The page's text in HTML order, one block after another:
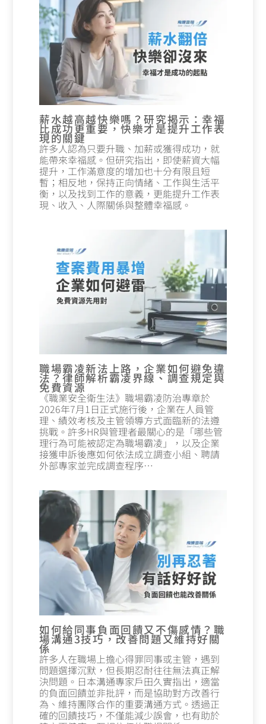
薪水越高越快樂嗎？研究揭示：幸福
比成功更重要，快樂才是提升工作表
現的關鍵
許多人認為只要升職、加薪或獲得成功，就
能帶來幸福感。但研究指出，即使薪資大幅
提升，工作滿意度的增加也十分有限且短
暫；相反地，保持正向情緒、工作與生活平
衡，以及找到工作的意義，更能提升工作表
現、收入、人際關係與整體幸福感。
職場霸凌新法上路，企業如何避免違
法？律師解析霸凌界線、調查規定與
免費資源
《職業安全衛生法》職場霸凌防治專章於
2026年7月1日正式施行後，企業在人員管
理、績效考核及主管領導方式面臨新的法遵
挑戰。許多HR與管理者最關心的是「哪些管
理行為可能被認定為職場霸凌」，以及企業
接獲申訴後應如何依法成立調查小組、聘請
外部專家並完成調查程序…
如何給同事負面回饋又不傷感情？職
場溝通3技巧，改善問題又維持好關
係
許多人在職場上擔心得罪同事或主管，遇到
問題選擇沉默，但長期忍耐往往無法真正解
決問題。日本溝通專家戶田久實指出，適當
的負面回饋並非批評，而是協助對方改善行
為、維持團隊合作的重要溝通方式。透過正
確的回饋技巧，不僅能減少誤會，也有助於